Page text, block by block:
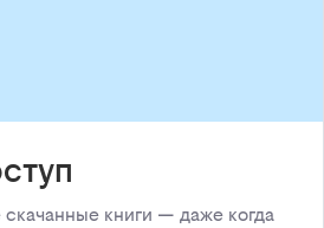
скачанные книги — даже когда